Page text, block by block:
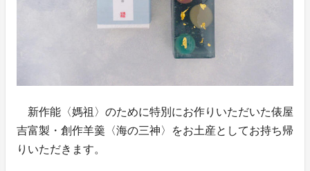
新作能〈媽祖〉のために特別にお作りいただいた俵屋
吉富製・創作羊羹〈海の三神〉をお土産としてお持ち帰
りいただきます。